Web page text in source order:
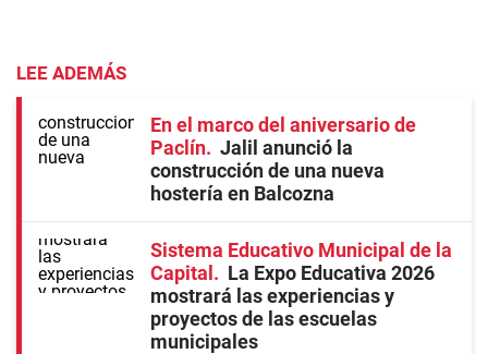
LEE ADEMÁS
En el marco del aniversario de
Paclín
Jalil anunció la
construcción de una nueva
hostería en Balcozna
Sistema Educativo Municipal de la
Capital
La Expo Educativa 2026
mostrará las experiencias y
proyectos de las escuelas
municipales